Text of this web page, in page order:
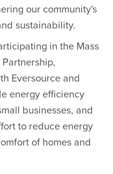
our community's
sustainability.
in the Mass
Eversource and
energy efficiency
businesses, and
to reduce energy
of homes and